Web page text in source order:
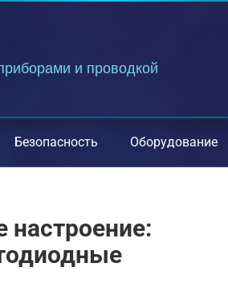
и проводкой
Безопасность Оборудование
настроение: